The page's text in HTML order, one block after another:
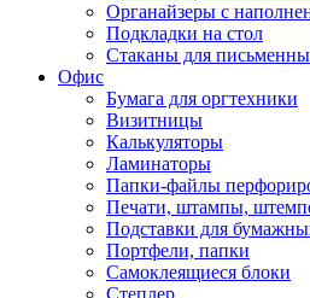
Органайзеры с
Подкладки на стол
Стаканы для
Офис
Бумага для оргтехники
Визитницы
Калькуляторы
Ламинаторы
Папки-файлы
Печати, штампы,
Подставки для
Портфели, папки
Самоклеящиеся блоки
Степлер